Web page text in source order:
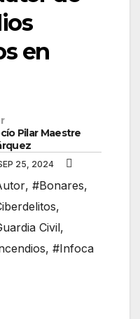
en
Pilar Maestre
25, 2024
, #Bonares,
,
Civil,
, #Infoca